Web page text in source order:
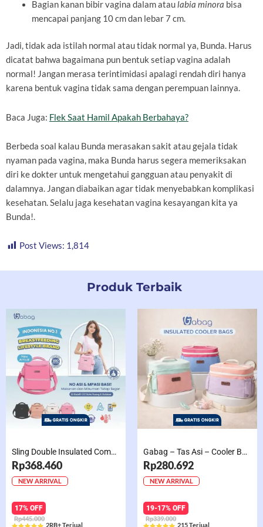
Bagian kanan bibir vagina dalam ataulabia minora bisa
mencapai panjang 10 cm dan lebar 7 cm.
Jadi, tidak ada istilah normal atau tidak normal ya, Bunda. Harus
dicatat bahwa bagaimana pun bentuk setiap vagina adalah
normal! Jangan merasa terintimidasi apalagi rendah diri hanya
karena bentuk vagina tidak sama dengan perempuan lainnya.
Baca Juga: Flek Saat Hamil Apakah Berbahaya?
Berbeda soal kalau Bunda merasakan sakit atau gejala tidak
nyaman pada vagina, maka Bunda harus segera memeriksakan
diri ke dokter untuk mengetahui gangguan atau penyakit di
dalamnya. Jangan diabaikan agar tidak menyebabkan komplikasi
kesehatan. Selalu jaga kesehatan vagina kesayangan kita ya
Bunda!.
Post Views: 1,814
Produk Terbaik
Sling Double Insulated Compartment Cappucino Black, Creamy, Salem, Chocolate
Rp368.460
NEW ARRIVAL
17% OFF
Rp445.000
2RB+ Terjual
Gabag – Tas Asi – Cooler Bag Sling Single Compartment Mint Grape Bubble
Rp280.692
NEW ARRIVAL
19-17% OFF
Rp339.000
215 Terjual